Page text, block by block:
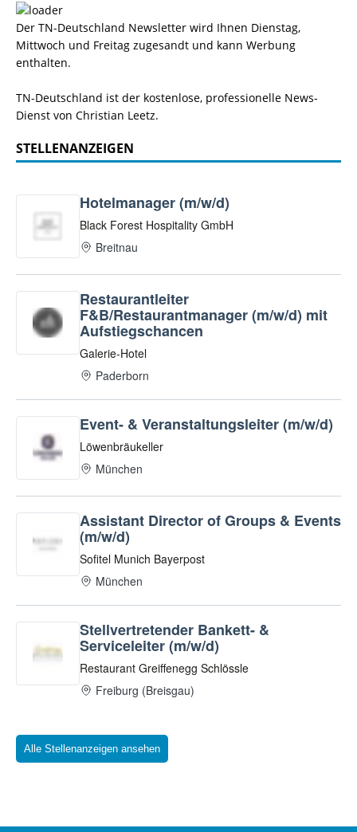
Der TN-Deutschland Newsletter wird Ihnen Dienstag,
Mittwoch und Freitag zugesandt und kann Werbung
enthalten.
TN-Deutschland ist der kostenlose, professionelle News-
Dienst von Christian Leetz.
STELLENANZEIGEN
Alle Stellenanzeigen ansehen